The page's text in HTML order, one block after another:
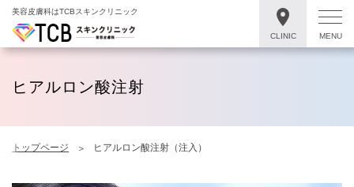
美容皮膚科はTCBスキンクリニック
ヒアルロン酸注射
トップページ ヒアルロン酸注射（注入）
CLINIC MENU